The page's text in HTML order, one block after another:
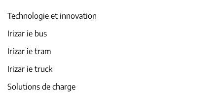
Technologie et innovation
Irizar ie bus
Irizar ie tram
Irizar ie truck
Solutions de charge